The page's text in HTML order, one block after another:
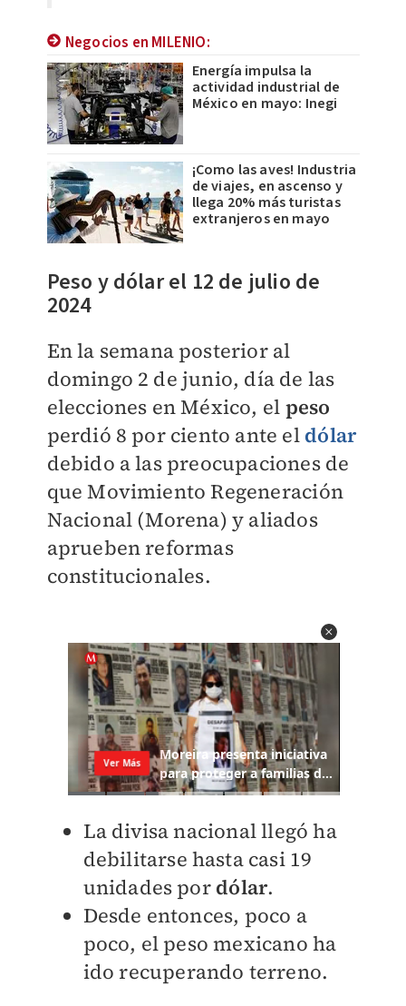
Negocios en MILENIO:
Energía impulsa la
actividad industrial de
México en mayo: Inegi
¡Como las aves! Industria
de viajes, en ascenso y
llega 20% más turistas
extranjeros en mayo
Peso y dólar el 12 de julio de
2024
En la semana posterior al
domingo 2 de junio, día de las
elecciones en México, el peso
perdió 8 por ciento ante el dólar
debido a las preocupaciones de
que Movimiento Regeneración
Nacional (Morena) y aliados
aprueben reformas
constitucionales.
La divisa nacional llegó ha
debilitarse hasta casi 19
unidades por dólar.
Desde entonces, poco a
poco, el peso mexicano ha
ido recuperando terreno.